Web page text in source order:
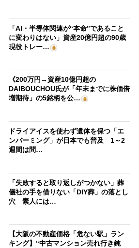
「AI・半導体関連が“本命”であること
に変わりはない」資産20億円超の90歳
現役トレー…
《200万円→資産10億円超の
DAIBOUCHOU氏が「年末までに株価倍
増期待」の5銘柄を公…
ドライアイスを使わず遺体を保つ「エ
ンバーミング」が日本でも普及 1～2
週間は問…
「失敗すると取り返しがつかない」葬
儀社の手を借りない「DIY葬」の落とし
穴 素人には…
【大阪の不動産価格「危ない駅」ラン
キング】“中古マンション売れ行き鈍